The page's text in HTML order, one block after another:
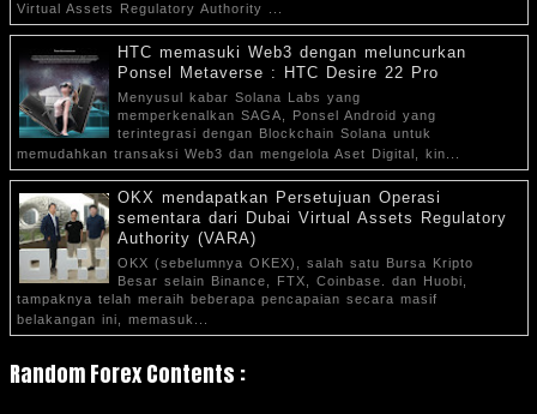
Virtual Assets Regulatory Authority ...
HTC memasuki Web3 dengan meluncurkan
Ponsel Metaverse : HTC Desire 22 Pro
Menyusul kabar Solana Labs yang
memperkenalkan SAGA, Ponsel Android yang
terintegrasi dengan Blockchain Solana untuk
memudahkan transaksi Web3 dan mengelola Aset Digital, kin...
OKX mendapatkan Persetujuan Operasi
sementara dari Dubai Virtual Assets Regulatory
Authority (VARA)
OKX (sebelumnya OKEX), salah satu Bursa Kripto
Besar selain Binance, FTX, Coinbase. dan Huobi,
tampaknya telah meraih beberapa pencapaian secara masif
belakangan ini, memasuk...
Random Forex Contents :